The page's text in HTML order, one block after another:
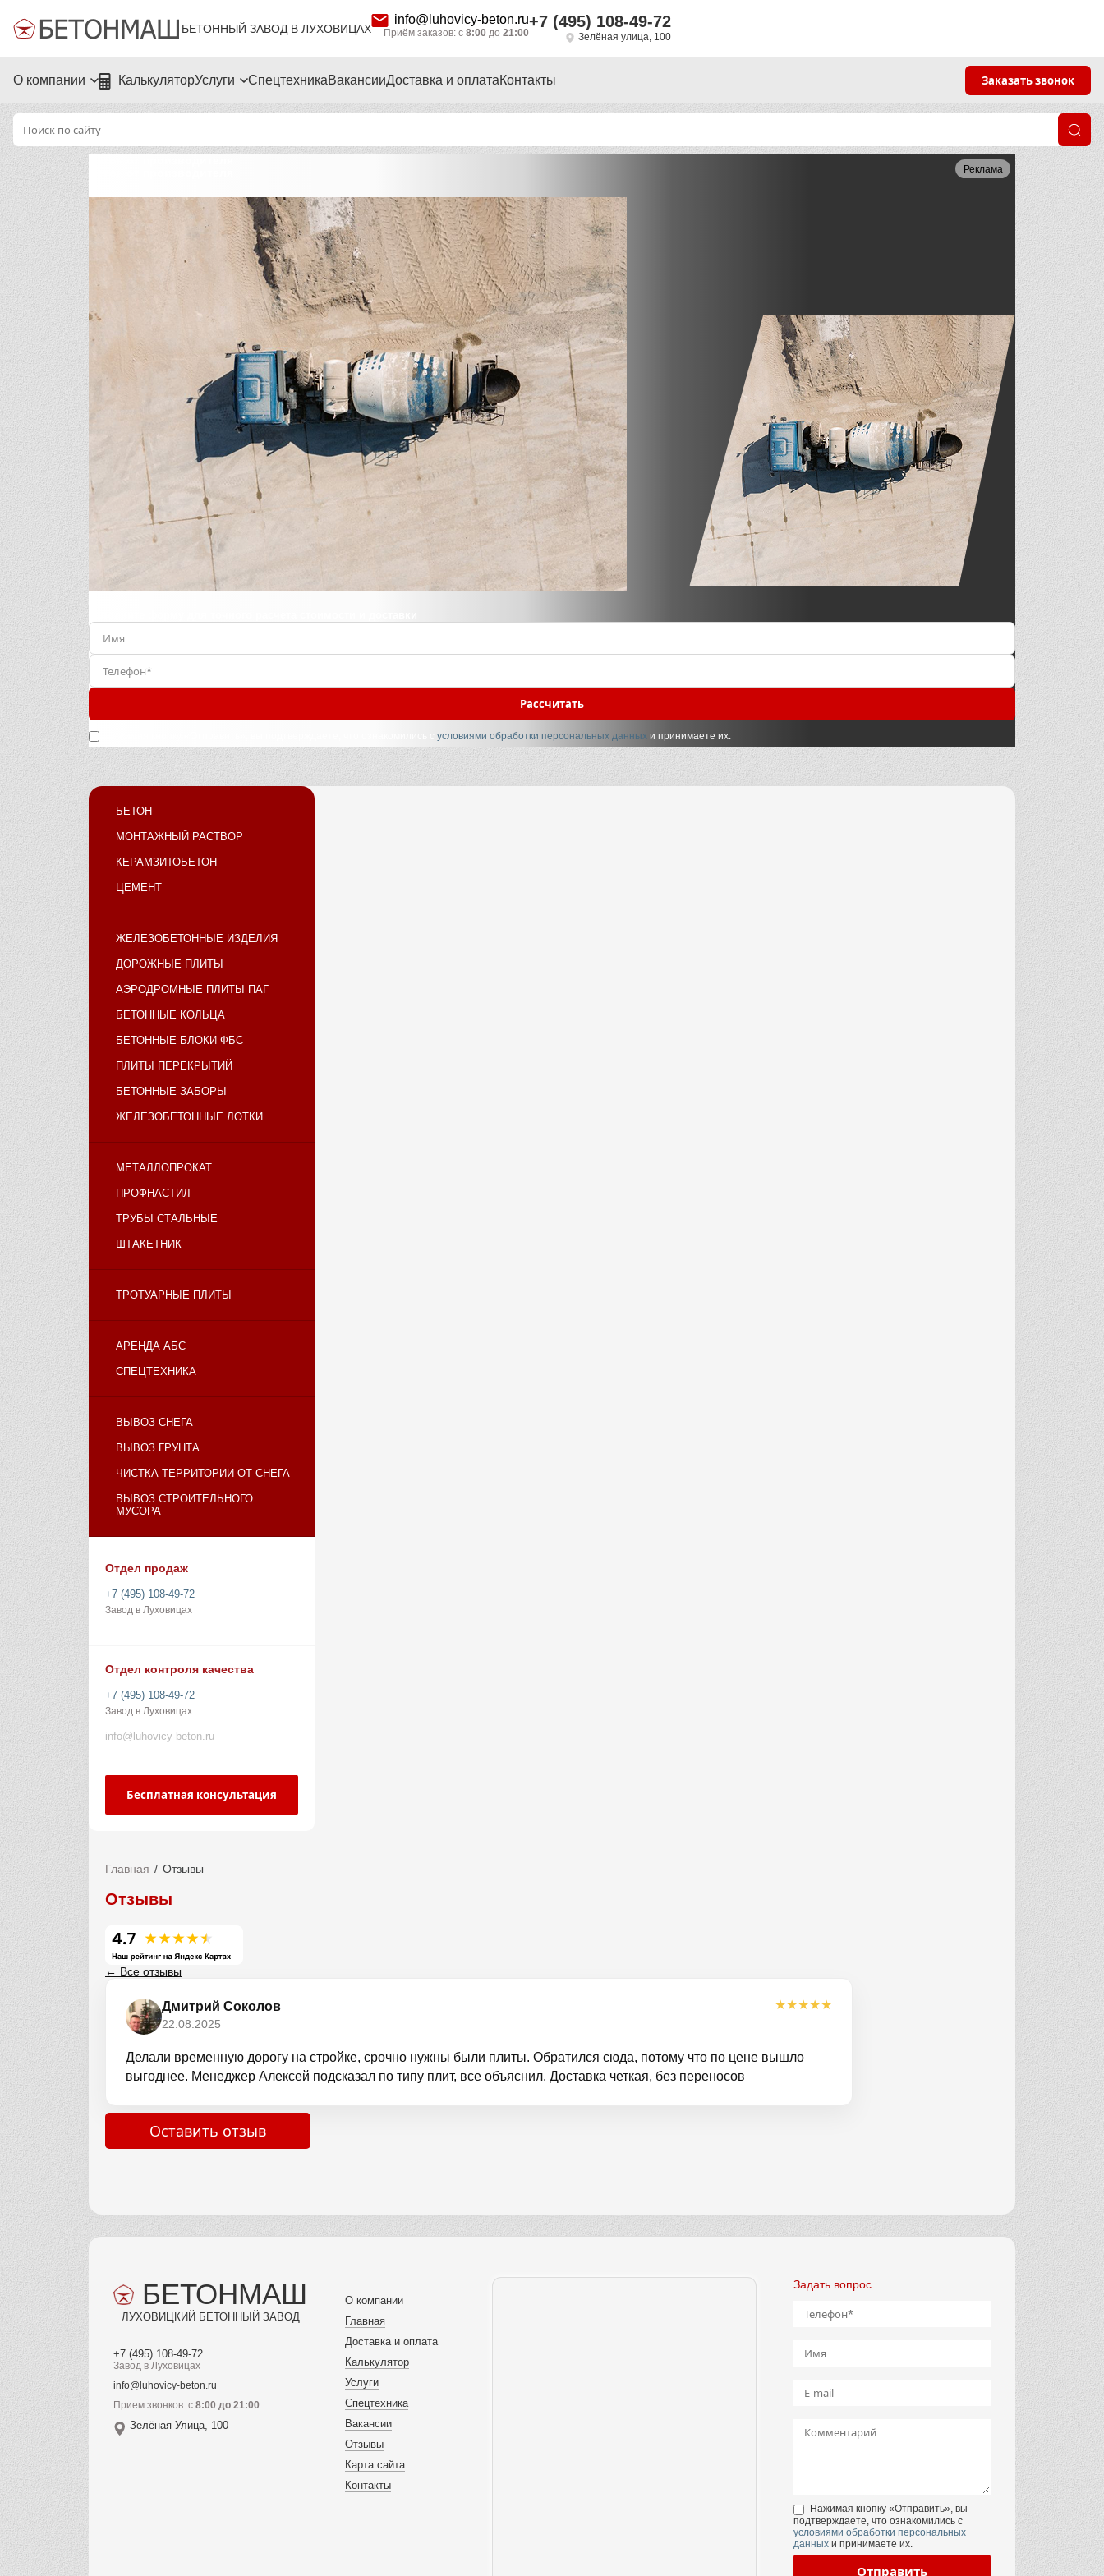
БЕТОННЫЙ ЗАВОД В ЛУХОВИЦАХ
info@luhovicy-beton.ru
Приём заказов: с 8:00 до 21:00
+7 (495) 108-49-72
Зелёная улица, 100
О компании КалькуляторУслуги СпецтехникаВакансииДоставка и оплатаКонтакты Заказать звонок
Реклама
Рассчитать
Нажимая кнопку «Отправить», вы подтверждаете, что ознакомились сусловиями обработки персональных данных и принимаете их.
БЕТОН
МОНТАЖНЫЙ РАСТВОР
КЕРАМЗИТОБЕТОН
ЦЕМЕНТ
ЖЕЛЕЗОБЕТОННЫЕ ИЗДЕЛИЯ
ДОРОЖНЫЕ ПЛИТЫ
АЭРОДРОМНЫЕ ПЛИТЫ ПАГ
БЕТОННЫЕ КОЛЬЦА
БЕТОННЫЕ БЛОКИ ФБС
ПЛИТЫ ПЕРЕКРЫТИЙ
БЕТОННЫЕ ЗАБОРЫ
ЖЕЛЕЗОБЕТОННЫЕ ЛОТКИ
МЕТАЛЛОПРОКАТ
ПРОФНАСТИЛ
ТРУБЫ СТАЛЬНЫЕ
ШТАКЕТНИК
ТРОТУАРНЫЕ ПЛИТЫ
АРЕНДА АБС
СПЕЦТЕХНИКА
ВЫВОЗ СНЕГА
ВЫВОЗ ГРУНТА
ЧИСТКА ТЕРРИТОРИИ ОТ СНЕГА
ВЫВОЗ СТРОИТЕЛЬНОГО
МУСОРА
Отдел продаж
+7 (495) 108-49-72
Завод в Луховицах
Отдел контроля качества
+7 (495) 108-49-72
Завод в Луховицах
info@luhovicy-beton.ru
Бесплатная консультация
Главная Отзывы
Отзывы
← Все отзывы
Дмитрий Соколов
22.08.2025
★★★★★
Делали временную дорогу на стройке, срочно нужны были плиты. Обратился сюда, потому что по цене вышло
выгоднее. Менеджер Алексей подсказал по типу плит, все объяснил. Доставка четкая, без переносов
Оставить отзыв
БЕТОНМАШ
ЛУХОВИЦКИЙ БЕТОННЫЙ ЗАВОД
+7 (495) 108-49-72
Завод в Луховицах
info@luhovicy-beton.ru
Прием звонков: с 8:00 до 21:00
Зелёная Улица, 100
О компании
Главная
Доставка и оплата
Калькулятор
Услуги
Спецтехника
Вакансии
Отзывы
Карта сайта
Контакты
Задать вопрос
Нажимая кнопку «Отправить», вы
подтверждаете, что ознакомились с
условиями обработки персональных
данныхи принимаете их.
Отправить